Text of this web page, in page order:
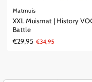
Matmuis
XXL Muismat | History
Battle
Aanbiedingsprijs
€29,95
Reguliere€34,95